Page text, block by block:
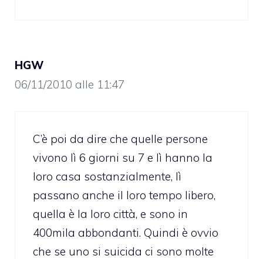
HGW
06/11/2010 alle 11:47
C’è poi da dire che quelle persone
vivono lì 6 giorni su 7 e lì hanno la
loro casa sostanzialmente, lì
passano anche il loro tempo libero,
quella è la loro città, e sono in
400mila abbondanti. Quindi è ovvio
che se uno si suicida ci sono molte